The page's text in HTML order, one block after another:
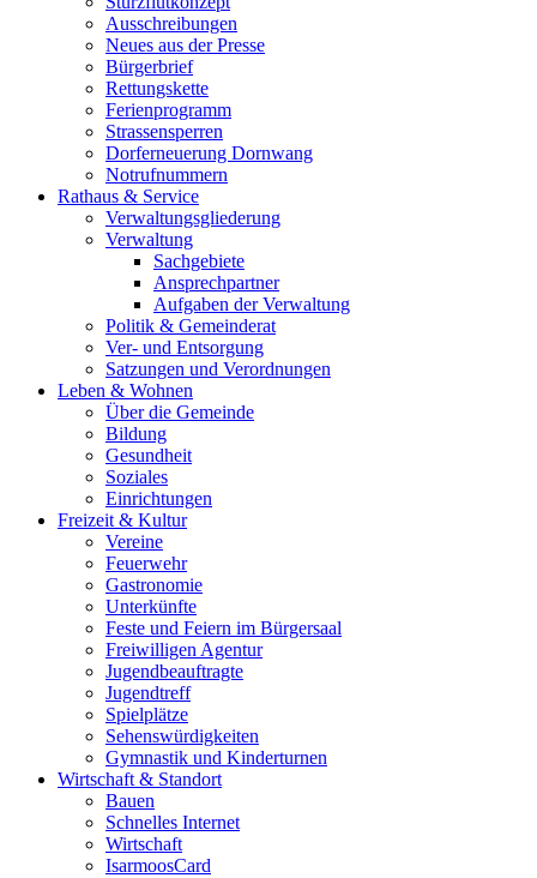
Ausschreibungen
Neues aus der Presse
Bürgerbrief
Rettungskette
Ferienprogramm
Strassensperren
Dorferneuerung Dornwang
Notrufnummern
Rathaus & Service
Verwaltungsgliederung
Verwaltung
Sachgebiete
Ansprechpartner
Aufgaben der Verwaltung
Politik & Gemeinderat
Ver- und Entsorgung
Satzungen und Verordnungen
Leben & Wohnen
Über die Gemeinde
Bildung
Gesundheit
Soziales
Einrichtungen
Freizeit & Kultur
Vereine
Feuerwehr
Gastronomie
Unterkünfte
Feste und Feiern im Bürgersaal
Freiwilligen Agentur
Jugendbeauftragte
Jugendtreff
Spielplätze
Sehenswürdigkeiten
Gymnastik und Kinderturnen
Wirtschaft & Standort
Bauen
Schnelles Internet
Wirtschaft
IsarmoosCard